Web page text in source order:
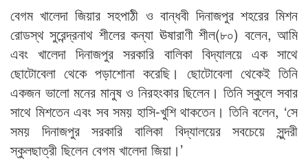
বেগম খালেদা জিয়ার সহপাঠী ও বান্ধবী দিনাজপুর শহরের মিশন
রোডস্থ সুরেন্দ্রনাথ শীলের কন্যা ঊষারাণী শীল(৮০) বলেন, আমি
এবং খালেদা দিনাজপুর সরকারি বালিকা বিদ্যালয়ে এক সাথে
ছোটোবেলা থেকে পড়াশোনা করেছি। ছোটোবেলা থেকেই তিনি
একজন ভালো মনের মানুষ ও নিরহংকার ছিলেন। তিনি স্কুলে সবার
সাথে মিশতেন এবং সব সময় হাসি-খুশি থাকতেন। তিনি বলেন, ‘সে
সময় দিনাজপুর সরকারি বালিকা বিদ্যালয়ের সবচেয়ে সুন্দরী
স্কুলছাত্রী ছিলেন বেগম খালেদা জিয়া।’